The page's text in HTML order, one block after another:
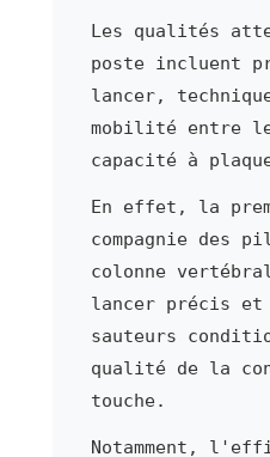
Les qualités
poste incluent
lancer,
mobilité entre
capacité à
En effet, la
compagnie des
colonne
lancer précis
sauteurs
qualité de la
touche.
Notamment,